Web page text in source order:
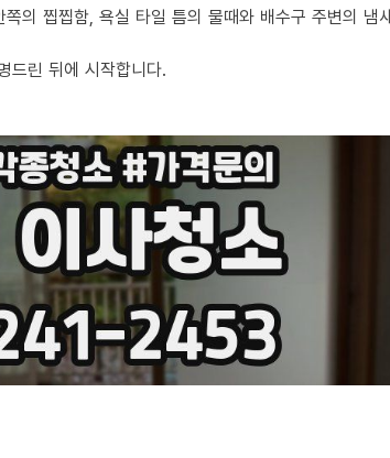
의 찝찝함, 욕실 타일 틈의 물때와 배수구 주변의 냄
드린 뒤에 시작합니다.